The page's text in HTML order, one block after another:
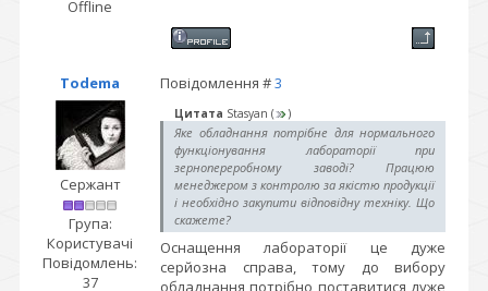
Offline
Todema Повідомлення #3
Сержант
Група:
Користувачі
Повідомлень:
37
Цитата Stasyan ( )
Яке обладнання потрібне для нормального
функціонування лабораторії при
зернопереробному заводі? Працюю
менеджером з контролю за якістю продукції
і необхідно закупити відповідну техніку. Що
скажете?
Оснащення лабораторії це дуже
серйозна справа, тому до вибору
обладнання потрібно поставитися дуже